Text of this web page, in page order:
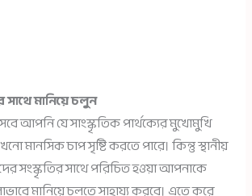
সাথে মানিয়ে চলুন
আপনি যে সাংস্কৃতিক পার্থক্যের মুখোমুখি
মানসিক চাপ সৃষ্টি করতে পারে। কিন্তু স্থানীয়
সংস্কৃতির সাথে পরিচিত হওয়া আপনাকে